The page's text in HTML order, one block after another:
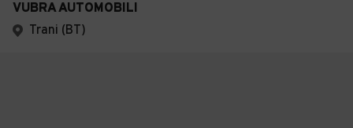
VUBRA AUTOMOBILI
Trani (BT)